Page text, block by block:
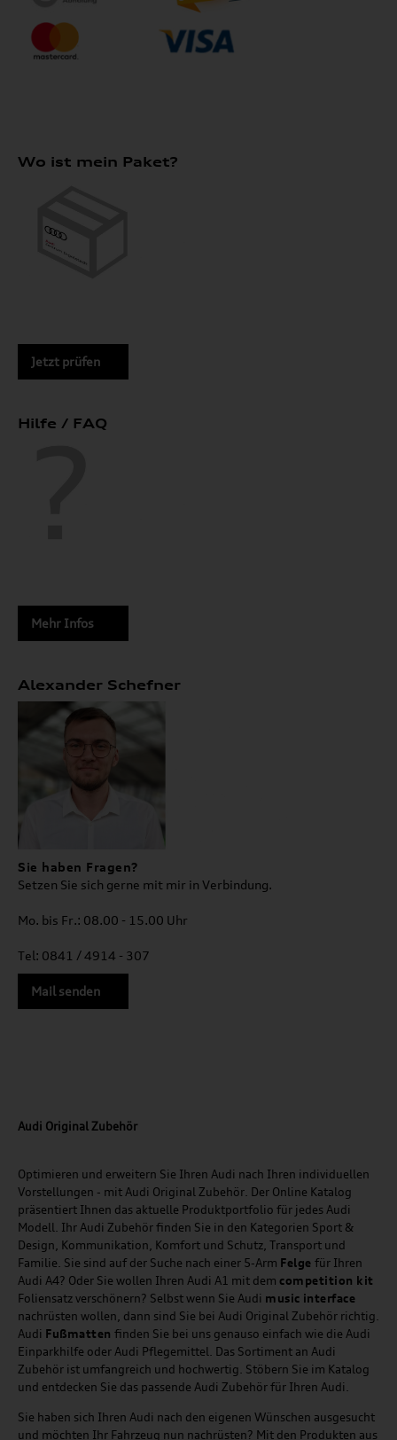
Wo ist mein Paket?
Jetzt prüfen
Hilfe / FAQ
Mehr Infos
Alexander Schefner
Sie haben Fragen?
Setzen Sie sich gerne mit mir in Verbindung.
Mo. bis Fr.: 08.00 - 15.00 Uhr
Tel: 0841 / 4914 - 307
Mail senden
Audi Original Zubehör
Optimieren und erweitern Sie Ihren Audi nach Ihren individuellen
Vorstellungen - mit Audi Original Zubehör. Der Online Katalog
präsentiert Ihnen das aktuelle Produktportfolio für jedes Audi
Modell. Ihr Audi Zubehör finden Sie in den Kategorien Sport &
Design, Kommunikation, Komfort und Schutz, Transport und
Familie. Sie sind auf der Suche nach einer 5-Arm Felge für Ihren
Audi A4? Oder Sie wollen Ihren Audi A1 mit dem competition kit
Foliensatz verschönern? Selbst wenn Sie Audi music interface
nachrüsten wollen, dann sind Sie bei Audi Original Zubehör richtig.
Audi Fußmatten finden Sie bei uns genauso einfach wie die Audi
Einparkhilfe oder Audi Pflegemittel. Das Sortiment an Audi
Zubehör ist umfangreich und hochwertig. Stöbern Sie im Katalog
und entdecken Sie das passende Audi Zubehör für Ihren Audi.
Sie haben sich Ihren Audi nach den eigenen Wünschen ausgesucht
und möchten Ihr Fahrzeug nun nachrüsten? Mit den Produkten aus